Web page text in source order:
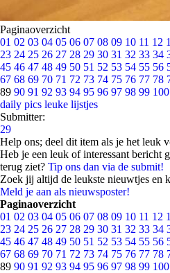
Paginaoverzicht
01 02 03 04 05 06 07 08 09 10 11 12
23 24 25 26 27 28 29 30 31 32 33 34
45 46 47 48 49 50 51 52 53 54 55 56
67 68 69 70 71 72 73 74 75 76 77 78
89 90 91 92 93 94 95 96 97 98 99 100
daily pics leuke lijstjes
Submitter:
29
Help ons; deel dit item als je het leuk
Heb je een leuk of interessant bericht
terug ziet? Tip ons dan via de submit!
Zoek jij altijd de leukste nieuwtjes en
Meld je aan als nieuwsposter!
Paginaoverzicht
01 02 03 04 05 06 07 08 09 10 11 12
23 24 25 26 27 28 29 30 31 32 33 34
45 46 47 48 49 50 51 52 53 54 55 56
67 68 69 70 71 72 73 74 75 76 77 78
89 90 91 92 93 94 95 96 97 98 99 100